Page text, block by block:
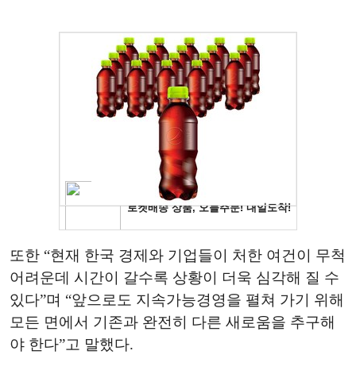
또한 “현재 한국 경제와 기업들이 처한 여건이 무척
어려운데 시간이 갈수록 상황이 더욱 심각해 질 수
있다”며 “앞으로도 지속가능경영을 펼쳐 가기 위해
모든 면에서 기존과 완전히 다른 새로움을 추구해
야 한다”고 말했다.